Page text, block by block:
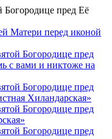
пред Её
Матери перед иконой
Богородице пред
с вами и никтоже на
Богородице пред
Хиландарская»
Богородице пред
Богородице пред